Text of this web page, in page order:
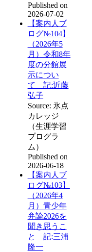
Published on
2026-07-02
【案内人ブ
ログ№104】
（2026年5
月）令和8年
度の分館展
示につい
て 記:近藤
弘子
Source: 氷点
カレッジ
（生涯学習
プログラ
ム）
Published on
2026-06-18
【案内人ブ
ログ№103】
（2026年4
月）青少年
弁論2026を
聞き思うこ
と 記:三浦
隆一